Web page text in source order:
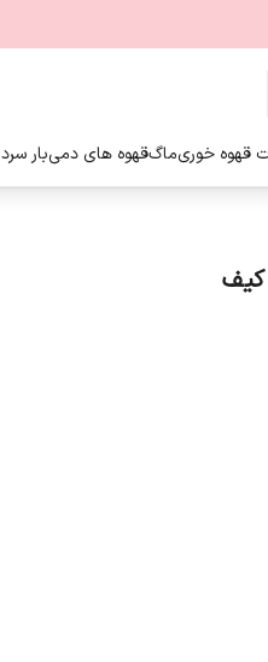
قهوه خوریماگقهوه های دمیبار سرد
کیف